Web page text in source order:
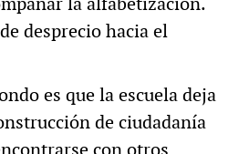
desprecio hacia el
es que la escuela deja
de ciudadanía